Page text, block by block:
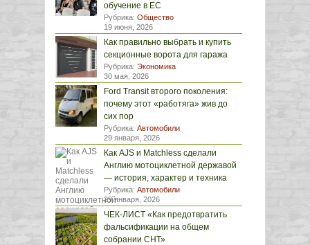
обучение в ЕС
Рубрика: Общество
19 июня, 2026
Как правильно выбрать и купить
секционные ворота для гаража
Рубрика: Экономика
30 мая, 2026
Ford Transit второго поколения:
почему этот «работяга» жив до
сих пор
Рубрика: Автомобили
29 января, 2026
Как AJS и Matchless сделали
Англию мотоциклетной державой
— история, характер и техника
Рубрика: Автомобили
29 января, 2026
ЧЕК-ЛИСТ «Как предотвратить
фальсификации на общем
собрании СНТ»